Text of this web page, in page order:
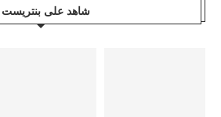
شاهد على بنتريست